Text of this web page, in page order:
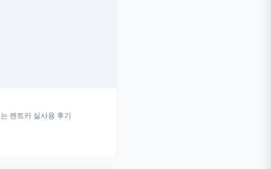
렌트카 실사용 후기